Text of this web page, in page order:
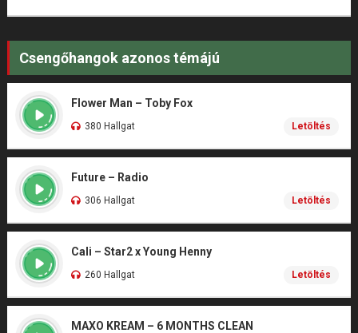
Csengőhangok azonos témájú
Flower Man – Toby Fox
380 Hallgat Letöltés
Future – Radio
306 Hallgat Letöltés
Cali – Star2 x Young Henny
260 Hallgat Letöltés
MAXO KREAM – 6 MONTHS CLEAN